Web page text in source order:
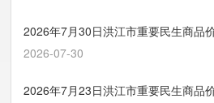
2026年7月30日洪江市重要民生商品
2026-07-30
2026年7月23日洪江市重要民生商品